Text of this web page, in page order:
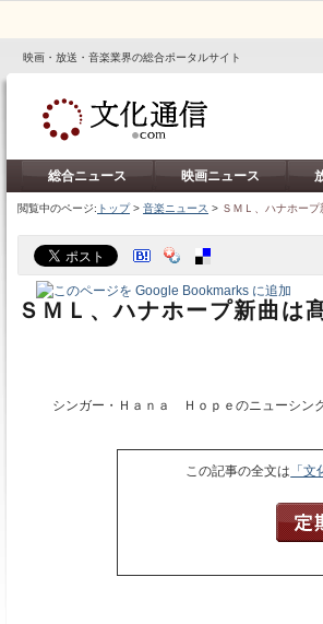
映画・放送・音楽業界の総合ポータルサイト
総合ニュース 映画ニュース
閲覧中のページ: トップ> 音楽ニュース > ＳＭＬ、ハナホー
ＳＭＬ、ハナホープ新曲は
シンガー・Ｈａｎａ Ｈｏｐｅのニューシン
この記事の全文は 「